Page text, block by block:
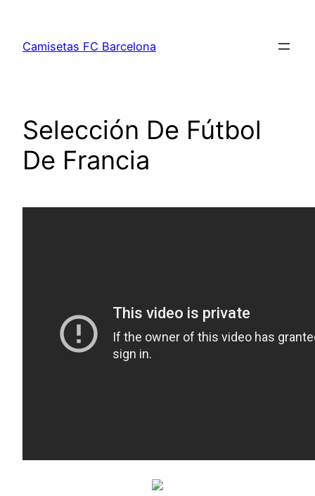
contenido
Camisetas FC Barcelona
Selección De Fútbol
De Francia